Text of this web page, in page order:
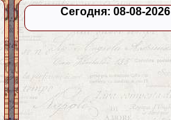
Сегодня: 08-08-2026